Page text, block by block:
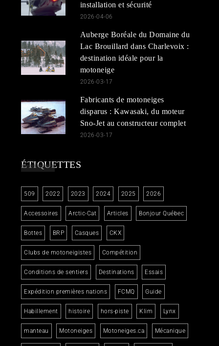
installation et sécurité
2026-04-06
Auberge Boréale du Domaine du
Lac Brouillard dans Charlevoix :
destination idéale pour la
motoneige
2026-03-17
Fabricants de motoneiges
disparus : Kawasaki, du moteur
Sno-Jet au constructeur complet
2026-03-17
ÉTIQUETTES
509 2022 2023 2024 2025 2026
Accessoires Arctic-Cat Articles Bonjour Québec
Bottes BRP Casques CKX
Clubs de motoneigistes Compétition
Conditions de sentiers Destinations Essais
Expédition premières nations FCMQ Guide
Habillement histoire hors-piste Klim Lynx
manteau Motoneiges Motoneiges.ca Mécanique